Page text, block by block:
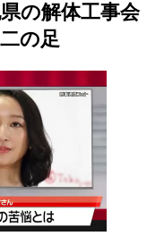
の解体工事会
の足